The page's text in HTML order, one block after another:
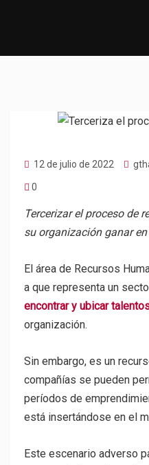
12 de julio de 2022
0
Tercerizar el proceso de
su organización ganar
El área de Recursos
a que representa un
encontrar y ubicar
organización.
Sin embargo, es un
compañías se pueden
períodos de
está insertándose en el
Este escenario adverso